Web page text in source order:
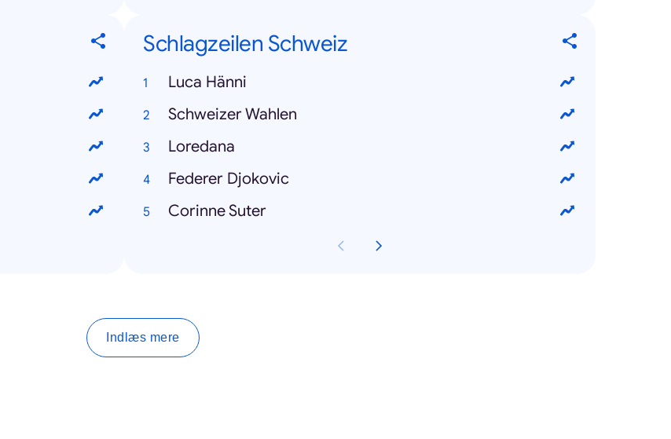
Schlagzeilen Schweiz
Luca Hänni
Schweizer Wahlen
Loredana
Federer Djokovic
Corinne Suter
Indlæs mere